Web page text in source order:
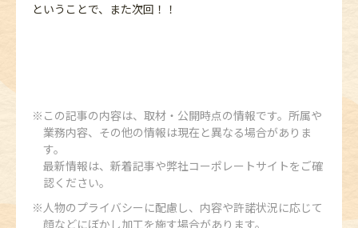
ということで、また次回！！
この記事の内容は、取材・公開時点の情報です。所属や
業務内容、その他の情報は現在と異なる場合がありま
す。
最新情報は、新着記事や弊社コーポレートサイトをご確
認ください。
人物のプライバシーに配慮し、内容や許諾状況に応じて
顔などにぼかし加工を施す場合があります。